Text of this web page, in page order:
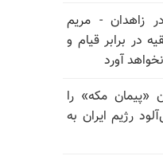
زاهدان - مریم
در برابر قیام و
آورد
«پیمان مکه» را
رژیم ایران به